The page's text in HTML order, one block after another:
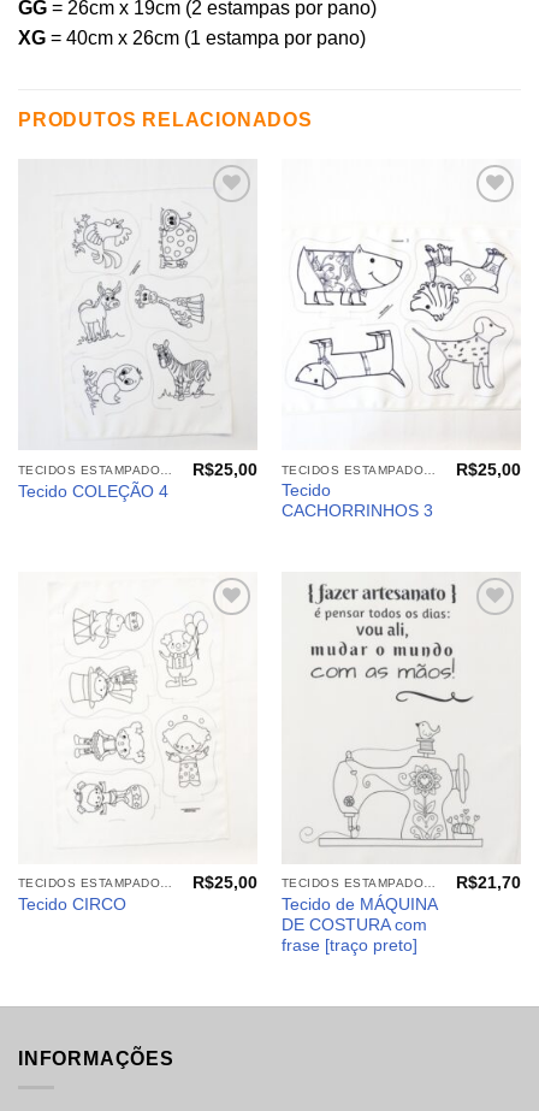
GG = 26cm x 19cm (2 estampas por pano)
XG = 40cm x 26cm (1 estampa por pano)
PRODUTOS RELACIONADOS
Adicionar
Tecido COLEÇÃO 4
R$25,00
meus
desejos
Tecido
CACHORRINHOS 3
R$25,00
Adicionar
desejos
Tecido CIRCO
R$25,00
desejos
Tecido de MÁQUINA
DE COSTURA com
frase [traço preto]
R$21,70
INFORMAÇÕES